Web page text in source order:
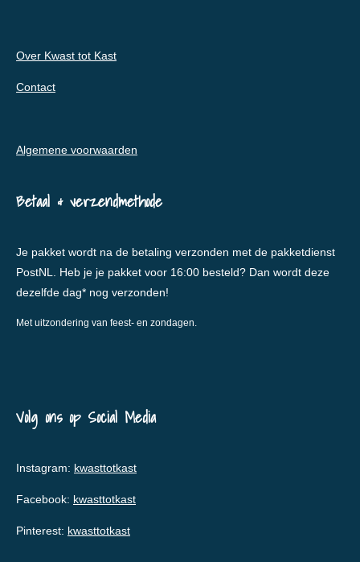
Over Kwast tot Kast
Contact
Algemene voorwaarden
Betaal & verzendmethode
Je pakket wordt na de betaling verzonden met de pakketdienst
PostNL. Heb je je pakket voor 16:00 besteld? Dan wordt deze
dezelfde dag* nog verzonden!
Met uitzondering van feest- en zondagen.
Volg ons op Social Media
Instagram: kwasttotkast
Facebook: kwasttotkast
Pinterest: kwasttotkast